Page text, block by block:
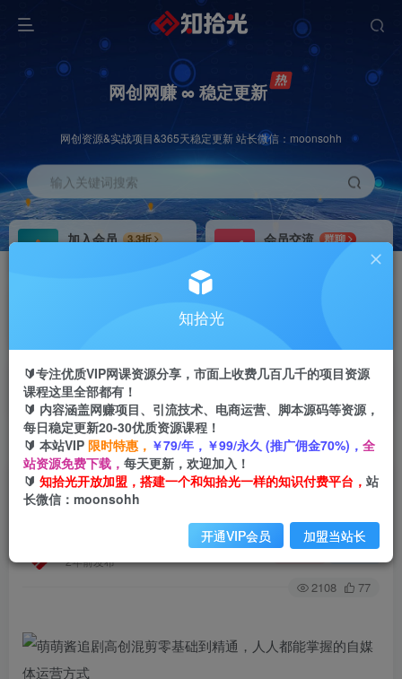
网创网赚 ∞ 稳定更新
网创资源&实战项目&365天稳定更新 站长微信：moonsohh
输入关键词搜索
加入会员
3.3折
会员交流
群聊
首页 创业课程 会员免费 正文
萌萌酱追剧高创混剪零基础到精通，人人都能掌握
的自媒体运营方式
2年前发布
关注 私信
2108 77
知拾光
🔰专注优质VIP网课资源分享，市面上收费几百几千的项目资源
课程这里全部都有！
🔰 内容涵盖网赚项目、引流技术、电商运营、脚本源码等资源，
每日稳定更新20-30优质资源课程！
🔰 本站VIP 限时特惠， ￥79/年，￥99/永久 (推广佣金70%)， 全
站资源免费下载， 每天更新，欢迎加入！
🔰 知拾光开放加盟，搭建一个和知拾光一样的知识付费平台， 站
长微信：moonsohh
开通VIP会员 加盟当站长